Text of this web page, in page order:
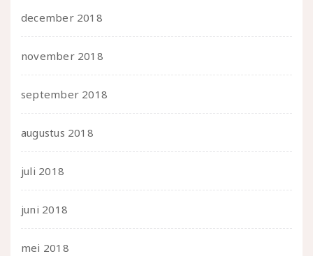
december 2018
november 2018
september 2018
augustus 2018
juli 2018
juni 2018
mei 2018